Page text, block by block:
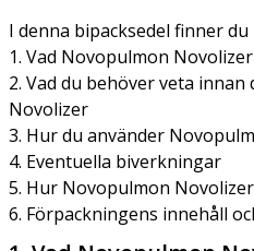
I denna bipacksedel finner
1. Vad Novopulmon
2. Vad du behöver veta
Novolizer
3. Hur du använder
4. Eventuella biverkningar
5. Hur Novopulmon
6. Förpackningens innehåll